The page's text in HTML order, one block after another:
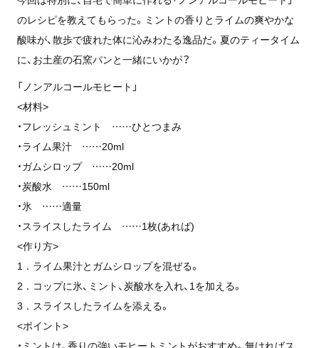
のレシピを教えてもらった。ミントの香りとライムの爽やかな
酸味が、散歩で疲れた体に沁みわたる逸品だ。夏のティータイム
に、お土産の石窯パンと一緒にいかが？
「ノンアルコールモヒート」
<材料>
・フレッシュミント ……ひとつまみ
・ライム果汁 ……20ml
・ガムシロップ ……20ml
・炭酸水 ……150ml
・氷 ……適量
・スライスしたライム ……1枚(あれば)
<作り方>
1．ライム果汁とガムシロップを混ぜる。
2．コップに氷、ミント、炭酸水を入れ、1を加える。
3．スライスしたライムを添える。
<ポイント>
・ミントは、香りの強いモヒートミントがおすすめ。無ければス